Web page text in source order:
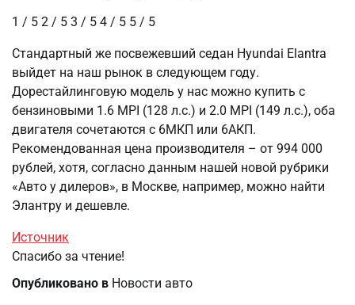
1 / 5 2 / 5 3 / 5 4 / 5 5 / 5
Стандартный же посвежевший седан Hyundai Elantra
выйдет на наш рынок в следующем году.
Дорестайлинговую модель у нас можно купить с
бензиновыми 1.6 MPI (128 л.с.) и 2.0 MPI (149 л.с.), оба
двигателя сочетаются с 6МКП или 6АКП.
Рекомендованная цена производителя – от 994 000
рублей, хотя, согласно данным нашей новой рубрики
«Авто у дилеров», в Москве, например, можно найти
Элантру и дешевле.
Источник
Спасибо за чтение!
Опубликовано в Новости авто